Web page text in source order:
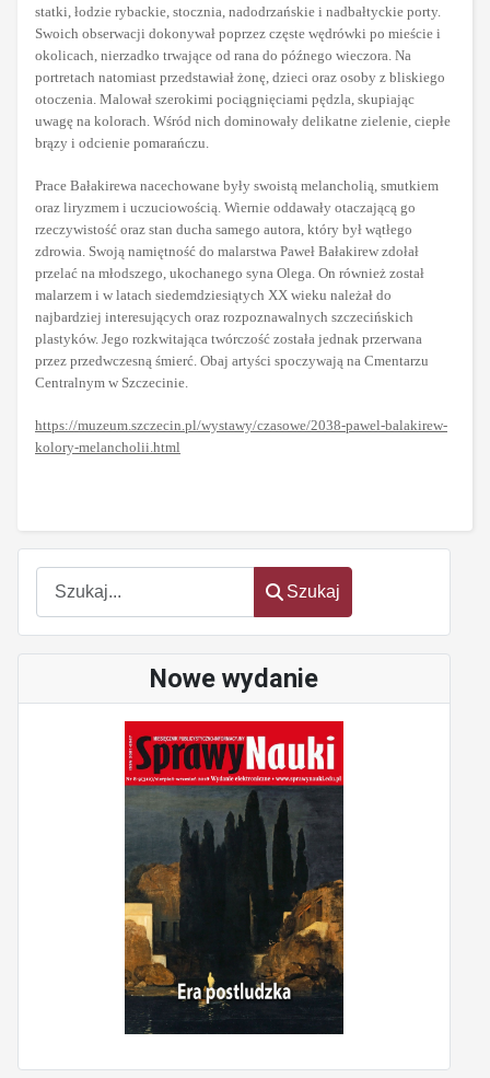
Szukaj
Nowe wydanie
statki, łodzie rybackie, stocznia, nadodrzańskie i nadbałtyckie porty.
Swoich obserwacji dokonywał poprzez częste wędrówki po mieście i
okolicach, nierzadko trwające od rana do późnego wieczora. Na
portretach natomiast przedstawiał żonę, dzieci oraz osoby z bliskiego
otoczenia. Malował szerokimi pociągnięciami pędzla, skupiając
uwagę na kolorach. Wśród nich dominowały delikatne zielenie, ciepłe
brązy i odcienie pomarańczu.
Prace Bałakirewa nacechowane były swoistą melancholią, smutkiem
oraz liryzmem i uczuciowością. Wiernie oddawały otaczającą go
rzeczywistość oraz stan ducha samego autora, który był wątłego
zdrowia. Swoją namiętność do malarstwa Paweł Bałakirew zdołał
przelać na młodszego, ukochanego syna Olega. On również został
malarzem i w latach siedemdziesiątych XX wieku należał do
najbardziej interesujących oraz rozpoznawalnych szczecińskich
plastyków. Jego rozkwitająca twórczość została jednak przerwana
przez przedwczesną śmierć. Obaj artyści spoczywają na Cmentarzu
Centralnym w Szczecinie.
https://muzeum.szczecin.pl/wystawy/czasowe/2038-pawel-balakirew-
kolory-melancholii.html